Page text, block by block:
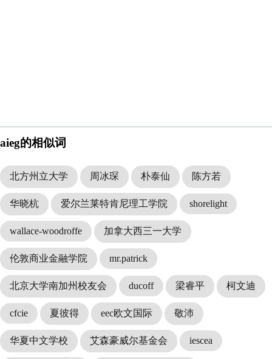
aieg的相似词
北方州立大学 周冰琛 朴泰仙 陈方若
华晓杭 爱尔兰莱特肯尼理工学院 shorelight
wallace-woodroffe 加拿大西三一大学
伦敦商业金融学院 mr.patrick
北京大学南加州校友会 ducoff 梁睿平 柯文迪
cfcie 夏彼得 eec欧文国际 敬沛
华夏中文学校 艾森豪威尔基金会 iescea